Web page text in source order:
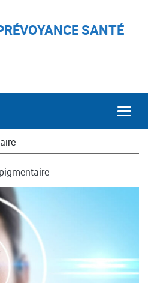
SANTÉ